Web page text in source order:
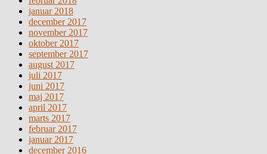
januar 2018
december 2017
november 2017
oktober 2017
september 2017
august 2017
juli 2017
juni 2017
maj 2017
april 2017
marts 2017
februar 2017
januar 2017
december 2016